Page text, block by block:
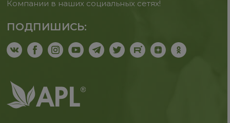
Компании в наших социальных сетях!
ПОДПИШИСЬ: